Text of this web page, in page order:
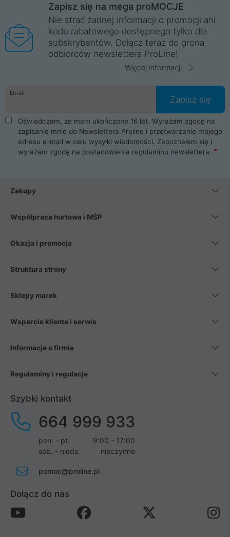
Wrocław, Poznań, Legnica, Katowice, Gliwice, Kalisz, Bytom,
Trzebnica, Opole. Szybka i profesjonalna obsługa!
ProLine to polska firma ze 100% polskim kapitałem. Działamy
legalnie i płacimy podatki w naszym kraju! Posiadamy siedzibę
główną w Mirkowie oraz salony na terenie kraju. Cała
komunikacja ze sklepem komputerowym ProLine jest
danych osobowych. Dlatego zakup notebooka albo laptopa w
ProLine to czysta przyjemność i pełne bezpieczeństwo.
Zaopatrzysz się u nas w akcesoria i części komputerowe
takie jak procesory, karty graficzne, płyty główne, pamięci,
dyski SSD, M.2 oraz HDD. Nasi pracownicy pomogą Ci wybrać
najlepszy zasilacz komputerowy oraz obudowę do komputera.
Poza komputerami mamy również najlepsze na rynku
Smartfony takich producentów jak Xiaomi, Apple, Samsung i
wentylatory. Na koniec mając już to wszystko, możesz
Zapisz się na mega proMOCJE
Nie strać żadnej informacji o promocji ani
kodu rabatowego dostępnego tylko dla
subskrybentów. Dołącz teraz do grona
odbiorców newslettera ProLine!
Więcej informacji
Email
Zapisz się
Oświadczam, że mam ukończone 16 lat. Wyrażam zgodę na
zapisanie mnie do Newslettera Proline i przetwarzanie mojego
adresu e-mail w celu wysyłki wiadomości. Zapoznałem się i
wyrażam zgodę na postanowienia regulaminu newslettera.
Zakupy
Współpraca hurtowa i MŚP
Okazja i promocja
Struktura strony
Sklepy marek
Wsparcie klienta i serwis
Informacje o firmie
Regulaminy i regulacje
Szybki kontakt
664 999 933
pon. - pt.
9:00 - 17:00
sob. - niedz.
nieczynne
pomoc@proline.pl
Dołącz do nas